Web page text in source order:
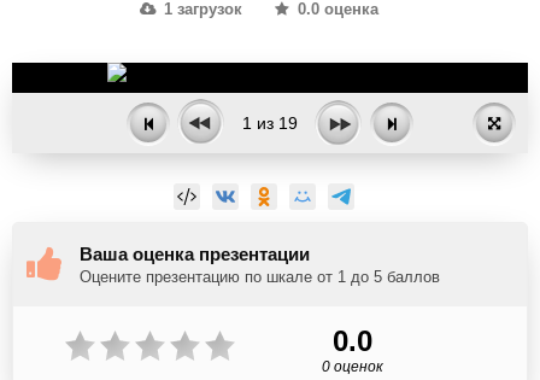
1 загрузок 0.0 оценка
1 из 19
Ваша оценка презентации
Оцените презентацию по шкале от 1 до 5 баллов
0.0
0 оценок